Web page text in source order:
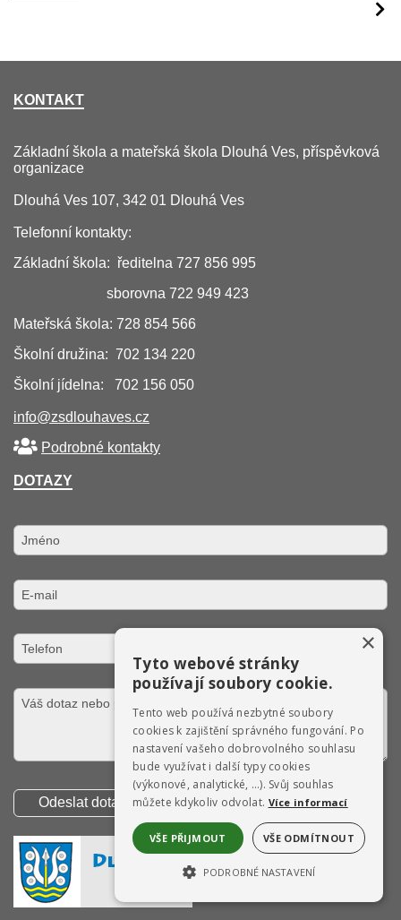
KONTAKT
Základní škola a mateřská škola Dlouhá Ves, příspěvková
organizace
Dlouhá Ves 107, 342 01 Dlouhá Ves
Telefonní kontakty:
Základní škola: ředitelna 727 856 995
sborovna 722 949 423
Mateřská škola: 728 854 566
Školní družina: 702 134 220
Školní jídelna: 702 156 050
info@zsdlouhaves.cz
Podrobné kontakty
DOTAZY
×
Tyto webové stránky
používají soubory cookie.
Tento web používá nezbytné soubory
cookies k zajištění správného fungování. Po
nastavení vašeho dobrovolného souhlasu
bude využívat i další typy cookies
(výkonové, analytické, …). Svůj souhlas
můžete kdykoliv odvolat. Více informací
VŠE PŘIJMOUT VŠE ODMÍTNOUT
PODROBNÉ NASTAVENÍ
NEZBYTNĚ NUTNÉ SOUBORY